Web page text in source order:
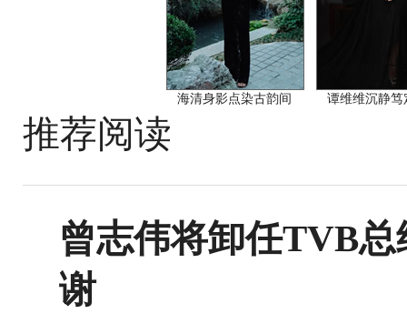
海清身影点染古韵间 谭维维沉静笃
推荐阅读
曾志伟将卸任TVB
谢